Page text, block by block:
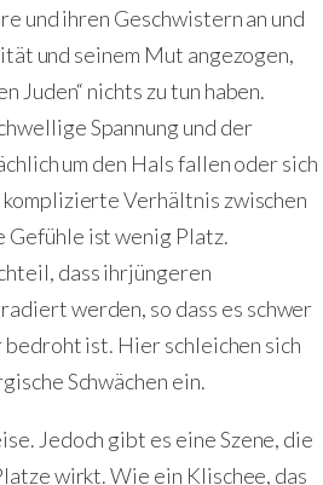
und ihren Geschwistern an und
und seinem Mut angezogen,
Juden“ nichts zu tun haben.
Spannung und der
um den Hals fallen oder sich
Verhältnis zwischen
Gefühle ist wenig Platz.
dass ihrjüngeren
werden, so dass es schwer
ist. Hier schleichen sich
Schwächen ein.
Jedoch gibt es eine Szene, die
wirkt. Wie ein Klischee, das